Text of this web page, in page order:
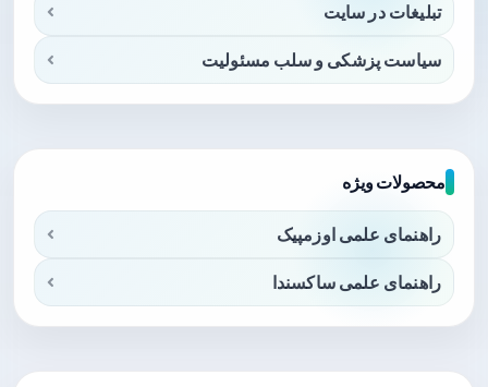
تبلیغات در سایت
سیاست پزشکی و سلب مسئولیت
محصولات ویژه
راهنمای علمی اوزمپیک
راهنمای علمی ساکسندا